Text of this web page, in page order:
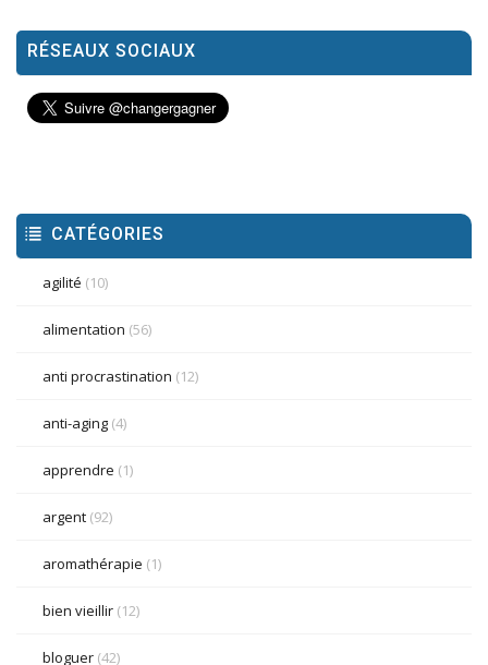
RÉSEAUX SOCIAUX
CATÉGORIES
agilité (10)
alimentation (56)
anti procrastination (12)
anti-aging (4)
apprendre (1)
argent (92)
aromathérapie (1)
bien vieillir (12)
bloguer (42)